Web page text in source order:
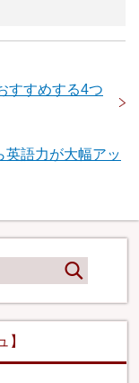
すすめする4つ
英語力が大幅アッ
】